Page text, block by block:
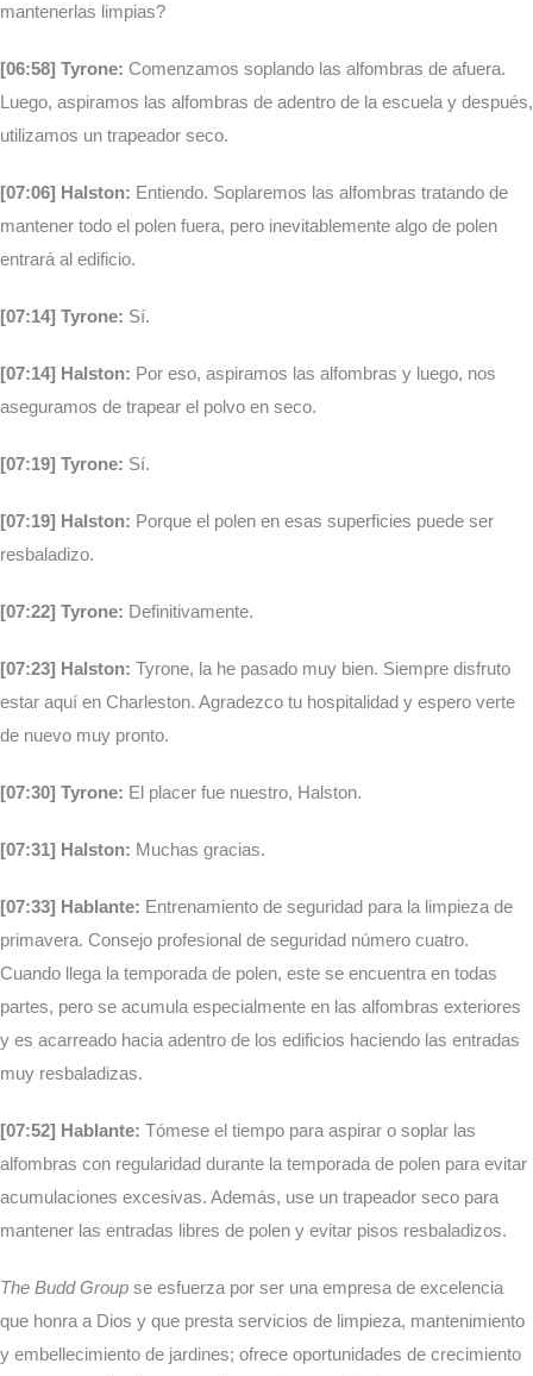
mantenerlas limpias?
[06:58] Tyrone: Comenzamos soplando las alfombras de afuera.
Luego, aspiramos las alfombras de adentro de la escuela y después,
utilizamos un trapeador seco.
[07:06] Halston: Entiendo. Soplaremos las alfombras tratando de
mantener todo el polen fuera, pero inevitablemente algo de polen
entrará al edificio.
[07:14] Tyrone: Sí.
[07:14] Halston: Por eso, aspiramos las alfombras y luego, nos
aseguramos de trapear el polvo en seco.
[07:19] Tyrone: Sí.
[07:19] Halston: Porque el polen en esas superficies puede ser
resbaladizo.
[07:22] Tyrone: Definitivamente.
[07:23] Halston: Tyrone, la he pasado muy bien. Siempre disfruto
estar aquí en Charleston. Agradezco tu hospitalidad y espero verte
de nuevo muy pronto.
[07:30] Tyrone: El placer fue nuestro, Halston.
[07:31] Halston: Muchas gracias.
[07:33] Hablante: Entrenamiento de seguridad para la limpieza de
primavera. Consejo profesional de seguridad número cuatro.
Cuando llega la temporada de polen, este se encuentra en todas
partes, pero se acumula especialmente en las alfombras exteriores
y es acarreado hacia adentro de los edificios haciendo las entradas
muy resbaladizas.
[07:52] Hablante: Tómese el tiempo para aspirar o soplar las
alfombras con regularidad durante la temporada de polen para evitar
acumulaciones excesivas. Además, use un trapeador seco para
mantener las entradas libres de polen y evitar pisos resbaladizos.
The Budd Group se esfuerza por ser una empresa de excelencia
que honra a Dios y que presta servicios de limpieza, mantenimiento
y embellecimiento de jardines; ofrece oportunidades de crecimiento